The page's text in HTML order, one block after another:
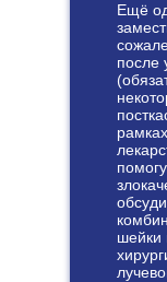
Ещё
после
шейки